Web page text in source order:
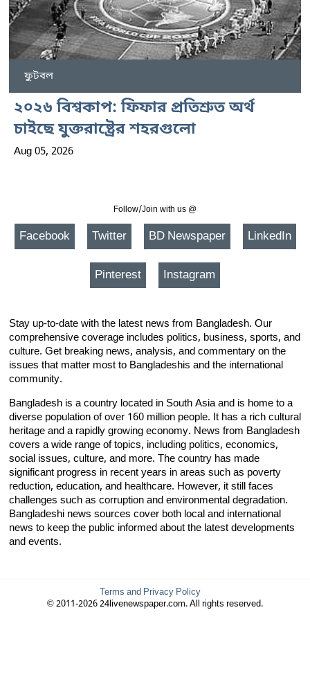
ফুটবল
২০২৬ বিশ্বকাপ: ফিফার প্রতিশ্রুত অর্থ
চাইছে যুক্তরাষ্ট্রের শহরগুলো
Aug 05, 2026
Follow/Join with us @
Facebook Twitter BD Newspaper LinkedIn
Pinterest Instagram
Stay up-to-date with the latest news from Bangladesh. Our
comprehensive coverage includes politics, business, sports, and
culture. Get breaking news, analysis, and commentary on the
issues that matter most to Bangladeshis and the international
community.
Bangladesh is a country located in South Asia and is home to a
diverse population of over 160 million people. It has a rich cultural
heritage and a rapidly growing economy. News from Bangladesh
covers a wide range of topics, including politics, economics,
social issues, culture, and more. The country has made
significant progress in recent years in areas such as poverty
reduction, education, and healthcare. However, it still faces
challenges such as corruption and environmental degradation.
Bangladeshi news sources cover both local and international
news to keep the public informed about the latest developments
and events.
Terms and Privacy Policy
© 2011-2026 24livenewspaper.com. All rights reserved.